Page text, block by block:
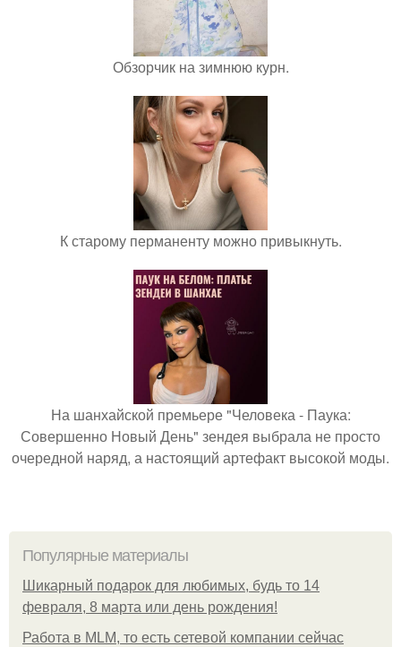
Обзорчик на зимнюю курн.
К старому перманенту можно привыкнуть.
На шанхайской премьере "Человека - Паука:
Совершенно Новый День" зендея выбрала не просто
очередной наряд, а настоящий артефакт высокой моды.
Популярные материалы
Шикарный подарок для любимых, будь то 14
февраля, 8 марта или день рождения!
Работа в MLM, то есть сетевой компании сейчас